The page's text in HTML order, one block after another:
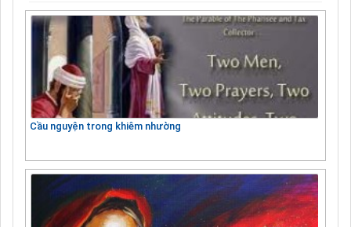
Cầu nguyện trong khiêm nhường